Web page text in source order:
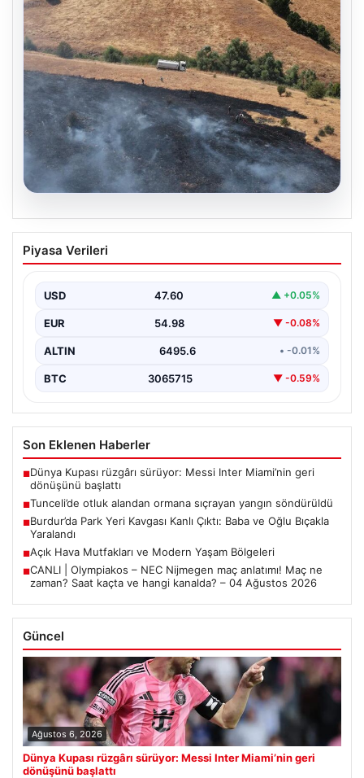
Tunceli’de otluk alandan ormana
sıçrayan yangın söndürüldü
Piyasa Verileri
USD 47.60 ▲ +0.05%
EUR 54.98 ▼ -0.08%
ALTIN 6495.6 • -0.01%
BTC 3065715 ▼ -0.59%
Son Eklenen Haberler
■Dünya Kupası rüzgârı sürüyor: Messi Inter Miami’nin geri
dönüşünü başlattı
■Tunceli’de otluk alandan ormana sıçrayan yangın söndürüldü
■Burdur’da Park Yeri Kavgası Kanlı Çıktı: Baba ve Oğlu Bıçakla
Yaralandı
■Açık Hava Mutfakları ve Modern Yaşam Bölgeleri
■CANLI | Olympiakos – NEC Nijmegen maç anlatımı! Maç ne
zaman? Saat kaçta ve hangi kanalda? – 04 Ağustos 2026
Güncel
Ağustos 6, 2026
Dünya Kupası rüzgârı sürüyor: Messi Inter Miami’nin geri
dönüşünü başlattı